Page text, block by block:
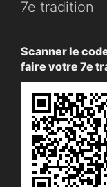
7e tradition
Scanner le
faire votre 7e